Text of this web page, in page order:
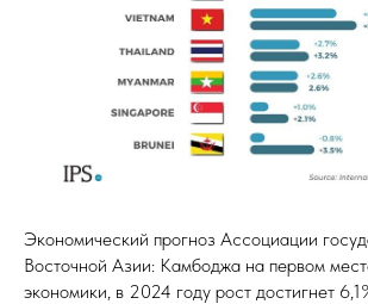
Экономический прогноз Ассоциации
Восточной Азии: Камбоджа на первом
экономики, в 2024 году рост достигнет